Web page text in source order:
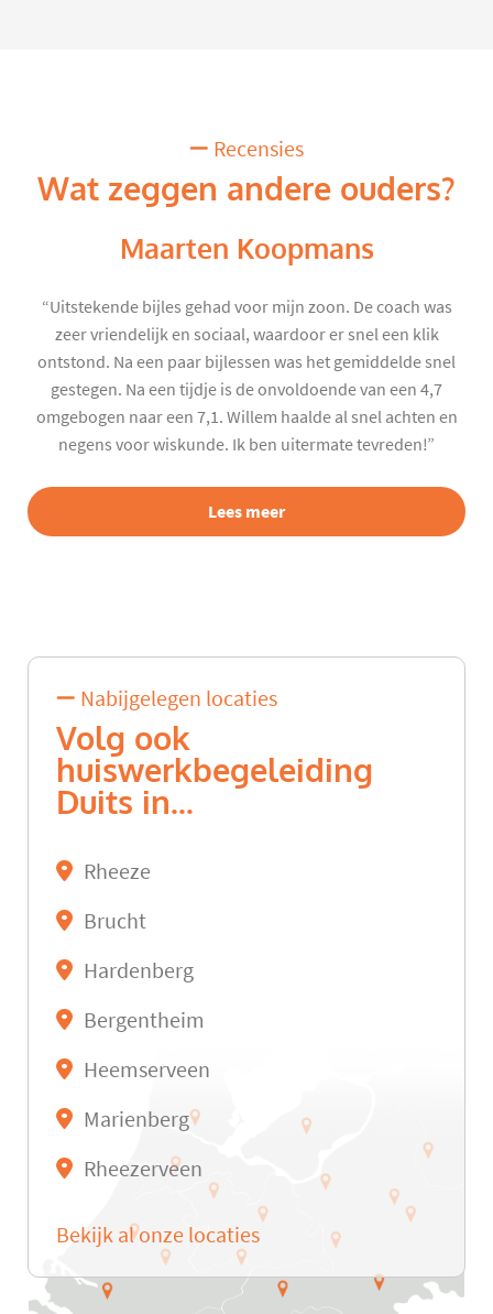
Recensies
Wat zeggen andere ouders?
Maarten Koopmans
“Uitstekende bijles gehad voor mijn zoon. De coach was
zeer vriendelijk en sociaal, waardoor er snel een klik
ontstond. Na een paar bijlessen was het gemiddelde snel
gestegen. Na een tijdje is de onvoldoende van een 4,7
omgebogen naar een 7,1. Willem haalde al snel achten en
negens voor wiskunde. Ik ben uitermate tevreden!”
Lees meer
Nabijgelegen locaties
Volg ook
huiswerkbegeleiding
Duits in...
Rheeze
Brucht
Hardenberg
Bergentheim
Heemserveen
Marienberg
Rheezerveen
Bekijk al onze locaties